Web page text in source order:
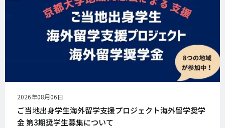
公
開
日
2026年08月06日
ご当地出身学生海外留学支援プロジェクト海外留学奨学
金 第3期奨学生募集について